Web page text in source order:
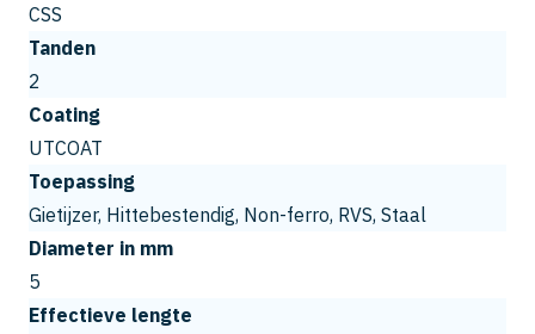
CSS
Tanden
2
Coating
UTCOAT
Toepassing
Gietijzer, Hittebestendig, Non-ferro, RVS, Staal
Diameter in mm
5
Effectieve lengte